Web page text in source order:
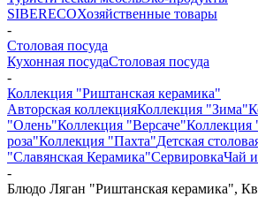
SIBERECOХозяйственные товары
-
Столовая посуда
Кухонная посудаСтоловая посуда
-
Коллекция "Риштанская керамика"
Авторская коллекцияКоллекция "Зима"
"Олень"Коллекция "Версаче"Коллекция
роза"Коллекция "Пахта"Детская
"Славянская Керамика"СервировкаЧай
-
Блюдо Ляган "Риштанская керамика",